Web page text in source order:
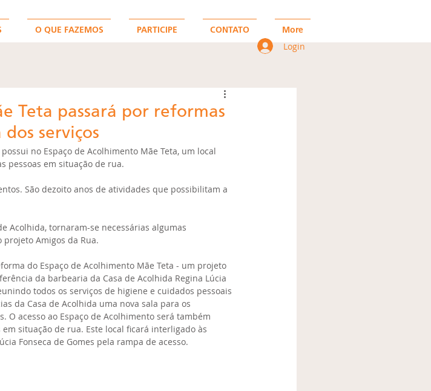
O QUE FAZEMOS PARTICIPE CONTATO More
Login
Teta passará por reformas
serviços
no Espaço de Acolhimento Mãe Teta, um local
pessoas em situação de rua.
São dezoito anos de atividades que possibilitam a
Acolhida, tornaram-se necessárias algumas
Amigos da Rua.
do Espaço de Acolhimento Mãe Teta - um projeto
da barbearia da Casa de Acolhida Regina Lúcia
todos os serviços de higiene e cuidados pessoais
da Casa de Acolhida uma nova sala para os
O acesso ao Espaço de Acolhimento será também
situação de rua. Este local ficará interligado às
Fonseca de Gomes pela rampa de acesso.